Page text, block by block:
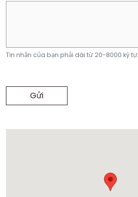
Tin nhắn của bạn phải dài từ 20-8000 ký tự